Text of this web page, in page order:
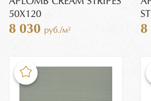
50X120
8 030 руб./м² 8